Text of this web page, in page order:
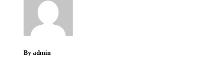
By admin